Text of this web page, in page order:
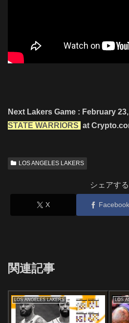
Next Lakers Game : February
STATE WARRIORS at
LOS ANGELES LAKERS
シェアする
X Facebook
関連記事
LOS ANGELES LAKERS LOS